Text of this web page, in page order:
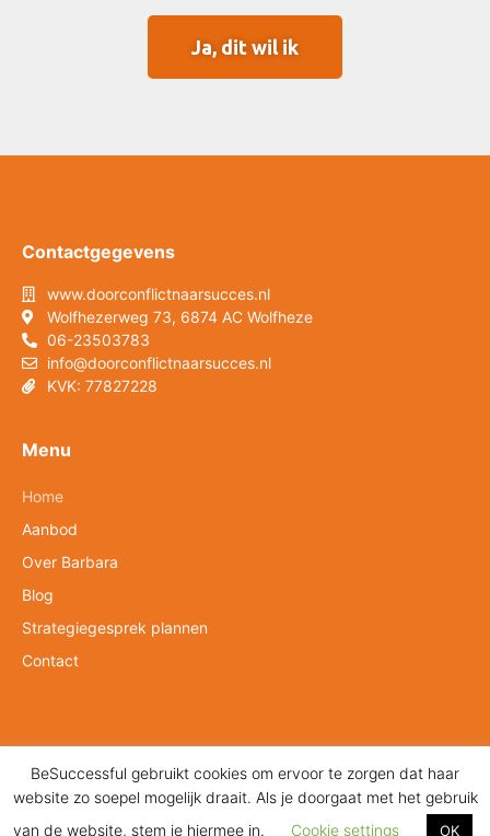
Ja, dit wil ik
Contactgegevens
www.doorconflictnaarsucces.nl
Wolfhezerweg 73, 6874 AC Wolfheze
06-23503783
info@doorconflictnaarsucces.nl
KVK: 77827228
Menu
Home
Aanbod
Over Barbara
Blog
Strategiegesprek plannen
Contact
© 2026 BeSuccessful
Algemene voorwaarden
Cookies
Sitemap
BeSuccessful gebruikt cookies om ervoor te zorgen dat haar
website zo soepel mogelijk draait. Als je doorgaat met het gebruik
van de website, stem je hiermee in.
Cookie settings OK